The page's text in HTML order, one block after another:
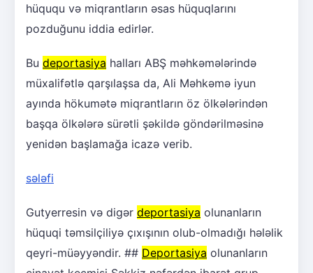
hüququ və miqrantların əsas hüquqlarını
pozduğunu iddia edirlər.
Bu deportasiya halları ABŞ məhkəmələrində
müxalifətlə qarşılaşsa da, Ali Məhkəmə iyun
ayında hökumətə miqrantların öz ölkələrindən
başqa ölkələrə sürətli şəkildə göndərilməsinə
yenidən başlamağa icazə verib.
sələfi
Gutyerresin və digər deportasiya olunanların
hüquqi təmsilçiliyə çıxışının olub-olmadığı hələlik
qeyri-müəyyəndir. ## Deportasiya olunanların